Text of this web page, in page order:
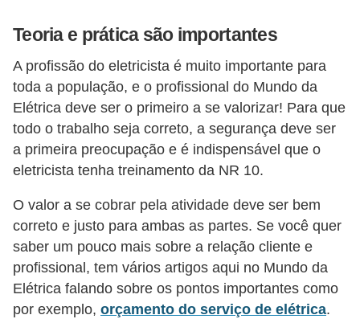
Teoria e prática são importantes
A profissão do eletricista é muito importante para
toda a população, e o profissional do Mundo da
Elétrica deve ser o primeiro a se valorizar! Para que
todo o trabalho seja correto, a segurança deve ser
a primeira preocupação e é indispensável que o
eletricista tenha treinamento da NR 10.
O valor a se cobrar pela atividade deve ser bem
correto e justo para ambas as partes. Se você quer
saber um pouco mais sobre a relação cliente e
profissional, tem vários artigos aqui no Mundo da
Elétrica falando sobre os pontos importantes como
por exemplo, orçamento do serviço de elétrica.
c
i
d
a
d
e
e
r
r
a
m